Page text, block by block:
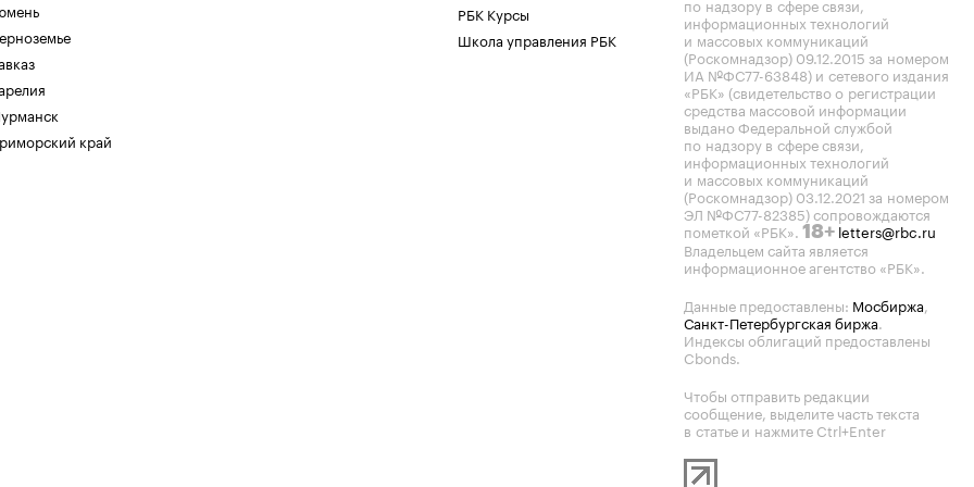
край
РБК Курсы
Школа управления РБК
по надзору в сфере связи,
информационных технологий
и массовых коммуникаций
(Роскомнадзор) 09.12.2015 за номером
ИА №ФС77-63848) и сетевого издания
«РБК» (свидетельство о регистрации
средства массовой информации
выдано Федеральной службой
по надзору в сфере связи,
информационных технологий
и массовых коммуникаций
(Роскомнадзор) 03.12.2021 за номером
ЭЛ №ФС77-82385) сопровождаются
пометкой «РБК». 18+ letters@rbc.ru
Владельцем сайта является
информационное агентство «РБК».
Данные предоставлены: Мосбиржа,
Санкт-Петербургская биржа.
Индексы облигаций предоставлены
Cbonds.
Чтобы отправить редакции
сообщение, выделите часть текста
в статье и нажмите Ctrl+Enter